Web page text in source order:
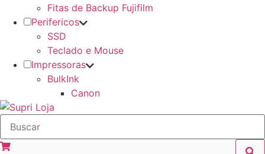
Fitas de Backup Fujifilm
Perifericos
SSD
Teclado e Mouse
Impressoras
BulkInk
Canon